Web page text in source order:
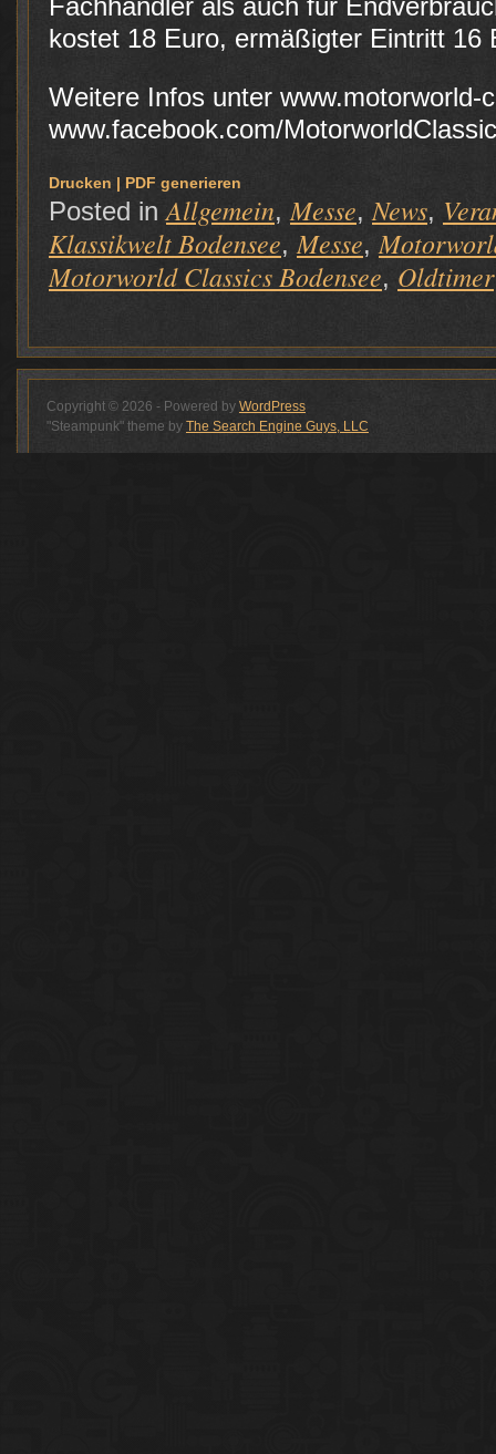
Fachhändler als auch für
kostet 18 Euro, ermäßigter Eintritt 16
Weitere Infos unter www.motorworld-
www.facebook.com/
Drucken | PDF generieren
Posted in Allgemein, Messe, News,
Klassikwelt Bodensee, Messe,
Motorworld Classics Bodensee, Oldtimer
Copyright © 2026 - Powered by WordPress
"Steampunk" theme by The Search Engine Guys, LLC